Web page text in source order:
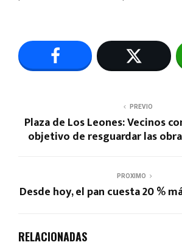
PREVIO
Plaza de Los Leones: Vecinos
objetivo de resguardar las
PROXIMO
Desde hoy, el pan cuesta 20 %
RELACIONADAS